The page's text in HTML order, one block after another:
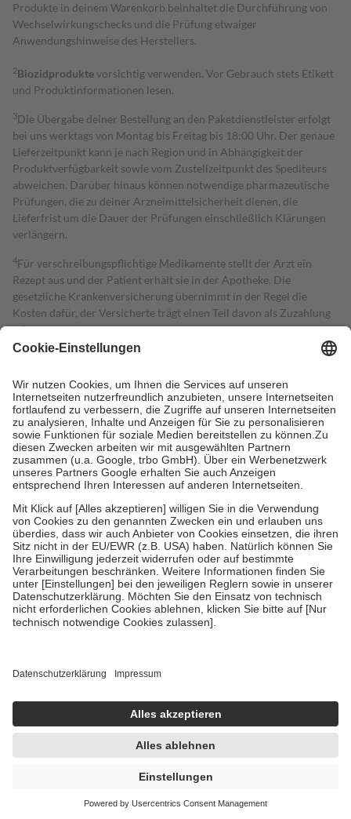
Produkte in deinem Warenkorb beinhaltet die Durchführung von
Wechselwirkungschecks und die Prüfung etwaiger
Anwendungshinweise des Herstellers.
2Biozidproduktevorsichtig verwenden. Vor Gebrauch stets Etikett
und Produktinformationen lesen.
3Die Übergabe deiner Bestellung an den Paketdienstleister erfolgt
bei uns werktags von Montag bis Freitag bis 18:00 Uhr. Der genaue
Lieferzeitpunkt kann je nach Region und in Abhängigkeit der
Produktverfügbarkeit sowie vom Zustellzeitpunkt des Spediteurs
abweichen. Darüber hinaus können notwendige pharmazeutische
Prüfungen, die zu deiner Arzneimittelsicherheit dienen, die
Lieferfrist um die Dauer der Prüfungen einschließlich Klärungen
verlängern.
4Für verschreibungspflichtige Medikamente stellt der Arzt ein
Rezept aus und der Patient erhält sie in der Apotheke. Die
gesetzliche Krankenversicherung übernimmt in der Regel die
Kosten dafür, der Versicherte trägt einen Teil davon als Zuzahlung
mit.
Grundsätzlich leisten Mitglieder Zuzahlungen in Höhe von zehn
höchstens zehn Euro.
Es sind jedoch nie mehr als die tatsächlichen
Kosten der Leistung zu entrichten.
Diese Regeln gelten grundsätzlich auch für Online-Apotheken.
Bei Heilmitteln und häuslicher Krankenpflege beträgt die
Zuzahlung zehn Prozent der Kosten sowie zehn Euro je
Verordnung.
Um das Engagement der Versicherten für ihre eigene Gesundheit zu
stärken und die besondere Stellung der Familie zu unterstützen,
fallenkeine Zuzahlungenan bei:
• Kindern und Jugendlichen bis zum vollendeten 18. Lebensjahr
mit Ausnahme der Fahrkosten
• Untersuchungen zur Vorsorge und Früherkennung, die von der
GKV getragen werden
• empfohlenen Schutzimpfungen
• Harn- und Blutteststreifen
getroffen, um sicherzustellen, dass es sich um echte Bewertungen
https://help.etrusted.com/hc/de/articles/4419944605341
Einige Bilder und Inhalte wurden unter Zuhilfenahme künstlicher